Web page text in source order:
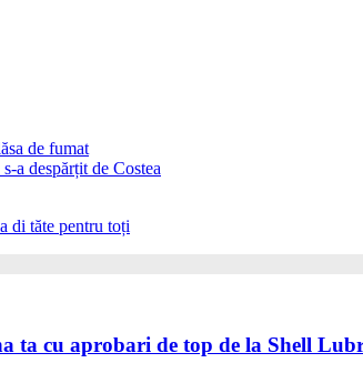
de fumat
a despărțit de Costea
di tăte pentru toți
ta cu aprobari de top de la Shell